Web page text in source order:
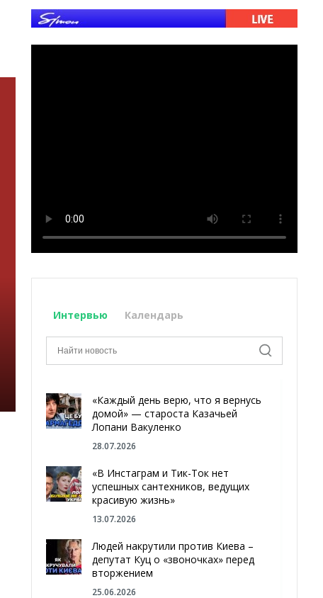
Интервью Календарь
«Каждый день верю, что я вернусь
домой» — староста Казачьей
Лопани Вакуленко
28.07.2026
«В Инстаграм и Тик-Ток нет
успешных сантехников, ведущих
красивую жизнь»
13.07.2026
Людей накрутили против Киева –
депутат Куц о «звоночках» перед
вторжением
25.06.2026